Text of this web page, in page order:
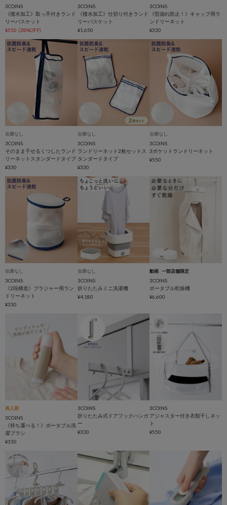
3COINS
《撥水加工》取っ手付きランド
リーバスケット
¥550 (28%OFF)
3COINS
《撥水加工》仕切り付きランド
リーバスケット
¥1,650
3COINS
《型崩れ防止！》キャップ用ラ
ンドリーネット
¥330
在庫なし
3COINS
そのまま干せるくつしたランド
リーネットスタンダードタイプ
¥330
在庫なし
3COINS
ランドリーネット2枚セットス
タンダードタイプ
¥330
在庫なし
3COINS
3ポケットランドリーネット
¥550
在庫なし
3COINS
《2段構造》ブラジャー用ラン
ドリーネット
¥330
在庫なし
3COINS
折りたたみミニ洗濯機
¥4,180
動画 一部店舗限定
3COINS
ポータブル乾燥機
¥6,600
再入荷
3COINS
《持ち運べる！》ポータブル洗
濯ブラシ
¥330
3COINS
折りたたみ式ドアフックハンガ
ー
¥330
3COINS
アジャスター付き衣類干しネッ
ト
¥550